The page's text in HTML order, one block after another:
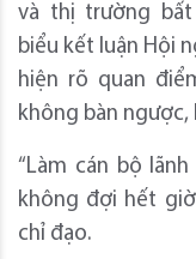
và thị trường bất
biểu kết luận Hội
hiện rõ quan
không bàn ngược,
“Làm cán bộ
không đợi hết
chỉ đạo.